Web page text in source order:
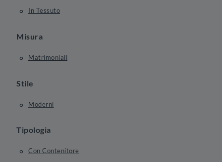
In Tessuto
Misura
Matrimoniali
Stile
Moderni
Tipologia
Con Contenitore